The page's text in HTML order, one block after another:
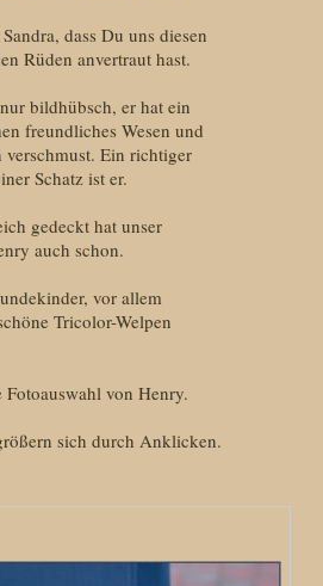
dass Du uns diesen
Rüden anvertraut hast.
bildhübsch, er hat ein
freundliches Wesen und
verschmust. Ein richtiger
Schatz ist er.
gedeckt hat unser
auch schon.
vor allem
Tricolor-Welpen
Fotoauswahl von Henry.
sich durch Anklicken.